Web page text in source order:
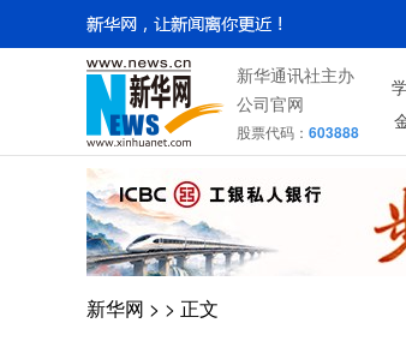
新华通讯社主办
公司官网
股票代码： 603888
新华网 > > 正文